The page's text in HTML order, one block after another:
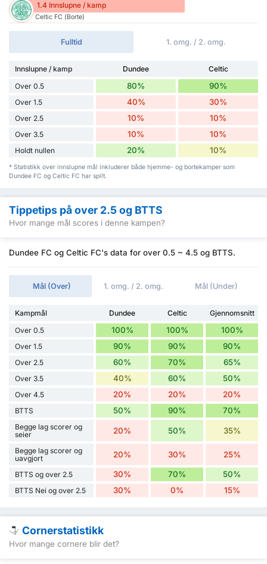
1.4 Innslupne / kamp
Celtic FC (Borte)
Fulltid 1. omg. / 2. omg.
Innslupne / kamp Dundee
Celtic
Over 0.5
80% 90%
Over 1.5 40% 30%
Over 2.5 10% 10%
Over 3.5 10% 10%
Holdt nullen 20% 10%
* Statistikk over innslupne mål inkluderer både hjemme- og bortekamper som
Dundee FC og Celtic FC har spilt.
Tippetips på over 2.5 og BTTS
Hvor mange mål scores i denne kampen?
Dundee FC og Celtic FC's data for over 0.5 ~ 4.5 og BTTS.
Mål (Over) 1. omg. / 2. omg. Mål (Under)
Kampmål Dundee Celtic
Gjennomsnitt
Over 0.5
100% 100% 100%
Over 1.5 90% 90% 90%
Over 2.5 60% 70% 65%
Over 3.5 40% 60% 50%
Over 4.5 20% 20% 20%
BTTS 50% 90% 70%
Begge lag scorer og
seier
20% 50% 35%
Begge lag scorer og
uavgjort
20% 30% 25%
BTTS og over 2.5 30% 70% 50%
BTTS Nei og over 2.5 30% 0% 15%
Cornerstatistikk
Hvor mange cornere blir det?